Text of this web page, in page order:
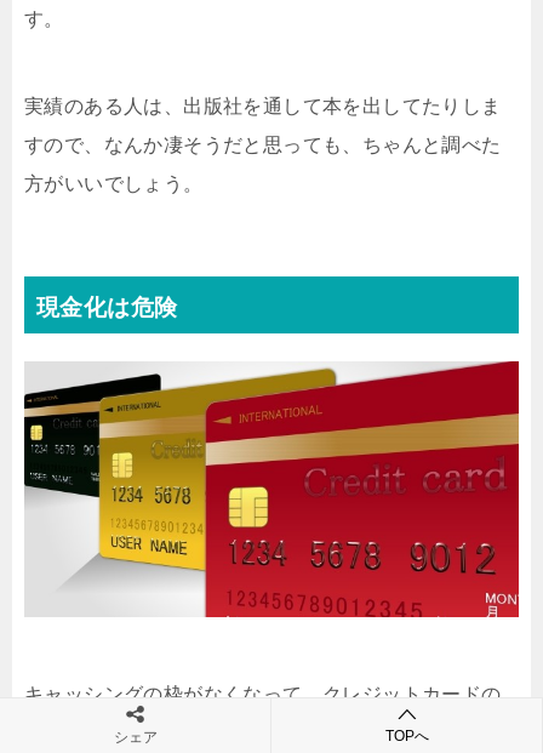
す。
実績のある人は、出版社を通して本を出してたりしま
すので、なんか凄そうだと思っても、ちゃんと調べた
方がいいでしょう。
現金化は危険
キャッシングの枠がなくなって、クレジットカードの
ショッピング枠を
する方法をよくネットで見か
シェア TOPへ